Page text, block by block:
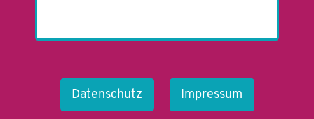
Datenschutz Impressum